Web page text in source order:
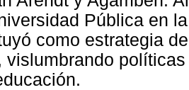
Pública en
como estrategia
vislumbrando